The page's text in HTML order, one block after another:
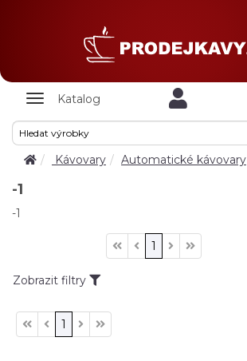
Zobrazit
Katalog
Kávovary Automatické kávovary
-1
-1
1
Zobrazit filtry
1